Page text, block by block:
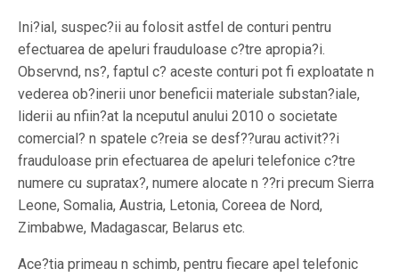
Ini?ial, suspec?ii au folosit astfel de conturi pentru
efectuarea de apeluri frauduloase c?tre apropia?i.
Observnd, ns?, faptul c? aceste conturi pot fi exploatate n
vederea ob?inerii unor beneficii materiale substan?iale,
liderii au nfiin?at la nceputul anului 2010 o societate
comercial? n spatele c?reia se desf??urau activit??i
frauduloase prin efectuarea de apeluri telefonice c?tre
numere cu supratax?, numere alocate n ??ri precum Sierra
Leone, Somalia, Austria, Letonia, Coreea de Nord,
Zimbabwe, Madagascar, Belarus etc.
Ace?tia primeau n schimb, pentru fiecare apel telefonic